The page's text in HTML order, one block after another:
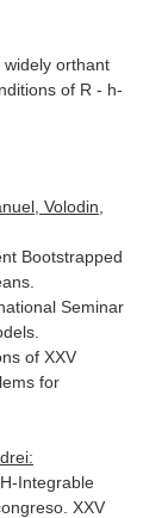
orthant
of R - h-
Volodin,
Bootstrapped
Seminar
of XXV
for
Integrable
XXV